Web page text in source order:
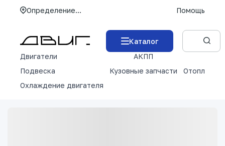
Определение... Помощь
Каталог
Двигатели
АКПП
Подвеска
Кузовные запчасти
Отопление
Охлаждение двигателя